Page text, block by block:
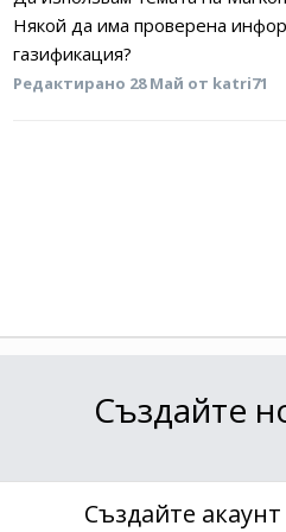
Някой да има проверена
газификация?
Редактирано 28 Май от katri71
Създайте
Създайте акаунт